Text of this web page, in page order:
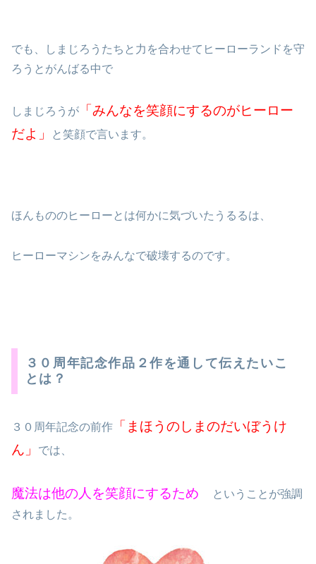
でも、しまじろうたちと力を合わせてヒーローランドを守
ろうとがんばる中で
しまじろうが
「みんなを笑顔にするのがヒーロー
だよ」
と笑顔で言います。
ほんもののヒーローとは何かに気づいたうるるは、
ヒーローマシンをみんなで破壊するのです。
３０周年記念作品２作を通して伝えたいこ
とは？
３０周年記念の前作
「まほうのしまのだいぼうけ
ん」
では、
魔法は他の人を笑顔にするため
ということが強調
されました。